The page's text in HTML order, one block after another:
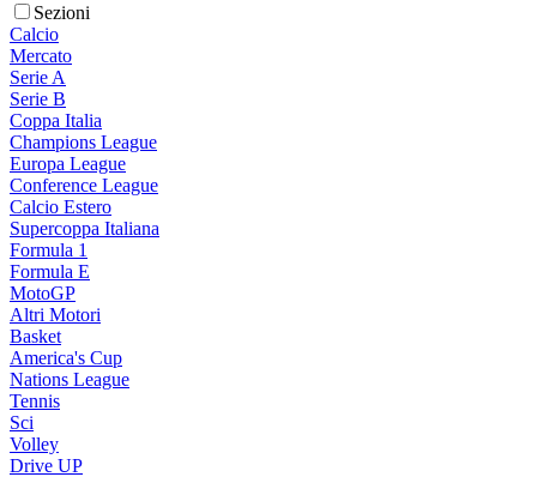
Sezioni
Calcio
Mercato
Serie A
Serie B
Coppa Italia
Champions League
Europa League
Conference League
Calcio Estero
Supercoppa Italiana
Formula 1
Formula E
MotoGP
Altri Motori
Basket
America's Cup
Nations League
Tennis
Sci
Volley
Drive UP